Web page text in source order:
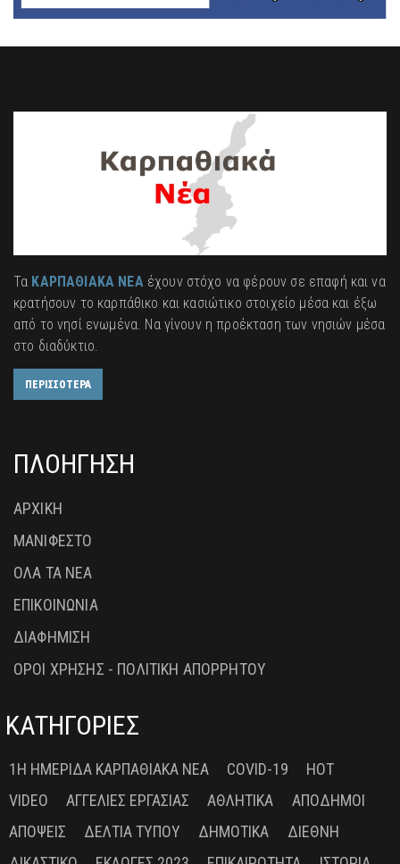
Τα ΚΑΡΠΑΘΙΑΚΑ ΝΕΑέχουν στόχο να φέρουν σε επαφή και να
κρατήσουν το καρπάθικο και κασιώτικο στοιχείο μέσα και έξω
από το νησί ενωμένα. Να γίνουν η προέκταση των νησιών μέσα
στο διαδύκτιο.
ΠΕΡΙΣΣΟΤΕΡΑ
ΠΛΟΗΓΗΣΗ
ΑΡΧΙΚΗ
ΜΑΝΙΦΕΣΤΟ
ΟΛΑ ΤΑ ΝΕΑ
ΕΠΙΚΟΙΝΩΝΙΑ
ΔΙΑΦΗΜΙΣΗ
ΟΡΟΙ ΧΡΗΣΗΣ - ΠΟΛΙΤΙΚΗ ΑΠΟΡΡΗΤΟΥ
ΚΑΤΗΓΟΡΙΕΣ
1Η ΗΜΕΡΊΔΑ ΚΑΡΠΑΘΙΑΚΆ ΝΈΑ COVID-19
HOT
VIDEO
ΑΓΓΕΛΊΕΣ ΕΡΓΑΣΊΑΣ ΑΘΛΗΤΙΚΆ
ΑΠΌΔΗΜΟΙ
ΑΠΌΨΕΙΣ
ΔΕΛΤΊΑ ΤΎΠΟΥ ΔΗΜΟΤΙΚΆ
ΔΙΕΘΝΉ